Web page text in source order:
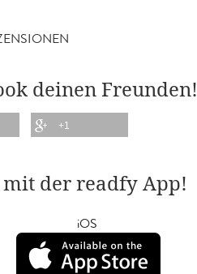
deinen Freunden!
+1
mit der readfy App!
iOS